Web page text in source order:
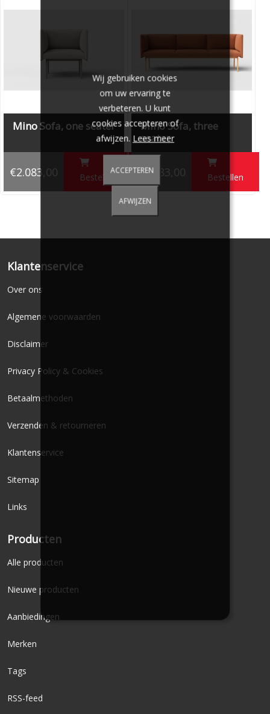
Diepte: 63 cm
Mino Sofa, one seater
€2.083,00 Bestellen
Mino Sofa, three
seater
€4.083,00 Bestellen
Klantenservice
Over ons
Algemene voorwaarden
Disclaimer
Privacy Policy & Cookies
Betaalmethoden
Verzenden & retourneren
Klantenservice
Sitemap
Links
Producten
Alle producten
Nieuwe producten
Aanbiedingen
Merken
Tags
RSS-feed
Wij gebruiken cookies
om uw ervaring te
verbeteren. U kunt
cookies accepteren of
afwijzen. Lees meer
ACCEPTEREN
AFWIJZEN